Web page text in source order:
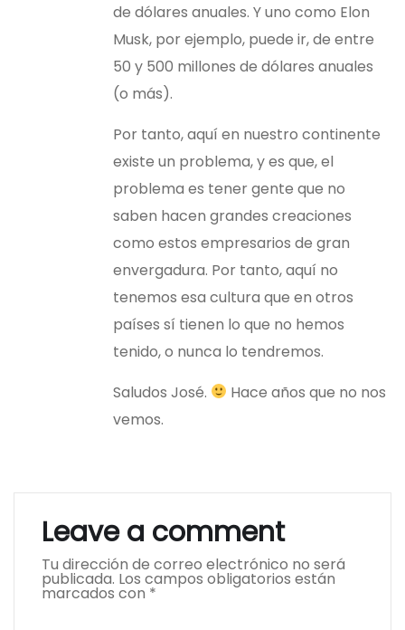
de dólares anuales. Y uno como Elon
Musk, por ejemplo, puede ir, de entre
50 y 500 millones de dólares anuales
(o más).
Por tanto, aquí en nuestro continente
existe un problema, y es que, el
problema es tener gente que no
saben hacen grandes creaciones
como estos empresarios de gran
envergadura. Por tanto, aquí no
tenemos esa cultura que en otros
países sí tienen lo que no hemos
tenido, o nunca lo tendremos.
Saludos José.
Hace años que no nos
vemos.
Leave a comment
Tu dirección de correo electrónico no será
publicada. Los campos obligatorios están
marcados con *